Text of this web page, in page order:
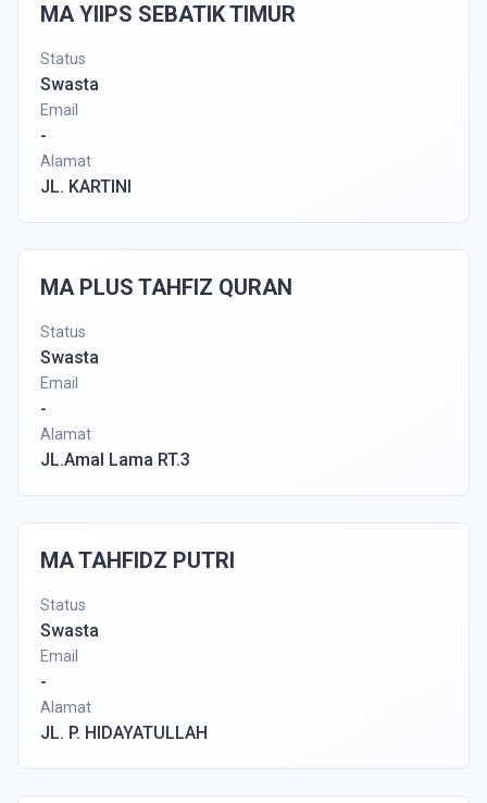
MA YIIPS SEBATIK TIMUR
Status
Swasta
Email
-
Alamat
JL. KARTINI
MA PLUS TAHFIZ QURAN
Status
Swasta
Email
-
Alamat
JL.Amal Lama RT.3
MA TAHFIDZ PUTRI
Status
Swasta
Email
-
Alamat
JL. P. HIDAYATULLAH